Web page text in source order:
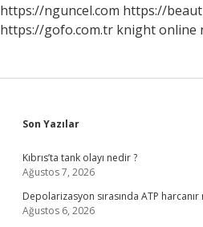
https://nguncel.com https://
https://gofo.com.tr knight online
Sidebar
Son Yazılar
Kıbrıs’ta tank olayı nedir ?
Ağustos 7, 2026
Depolarizasyon sırasında ATP harcanır
Ağustos 6, 2026